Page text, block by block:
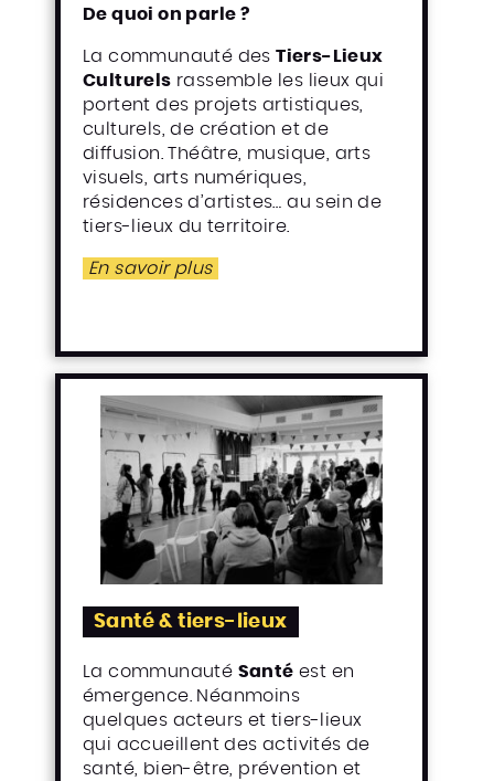
De quoi on parle ?
La communauté desTiers-Lieux
Culturels rassemble les lieux qui
portent des projets artistiques,
culturels, de création et de
diffusion. Théâtre, musique, arts
visuels, arts numériques,
résidences d’artistes… au sein de
tiers-lieux du territoire.
En savoir plus
Santé & tiers-lieux
La communauté Santé est en
émergence. Néanmoins
quelques acteurs et tiers-lieux
qui accueillent des activités de
santé, bien-être, prévention et